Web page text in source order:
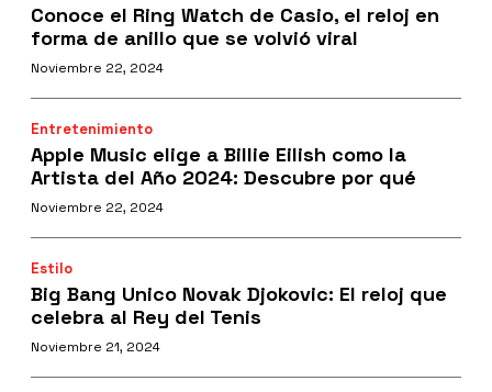
Conoce el Ring Watch de Casio, el reloj en
forma de anillo que se volvió viral
Noviembre 22, 2024
Entretenimiento
Apple Music elige a Billie Eilish como la
Artista del Año 2024: Descubre por qué
Noviembre 22, 2024
Estilo
Big Bang Unico Novak Djokovic: El reloj que
celebra al Rey del Tenis
Noviembre 21, 2024